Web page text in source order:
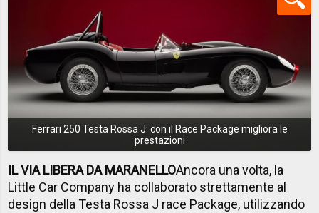
Ferrari 250 Testa Rossa J: con il Race Package migliora le
prestazioni
IL VIA LIBERA DA MARANELLOAncora una volta, la
Little Car Company ha collaborato strettamente al
design della Testa Rossa J race Package, utilizzando